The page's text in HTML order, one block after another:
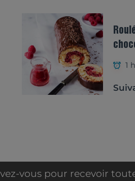
1
vous pour recevoir